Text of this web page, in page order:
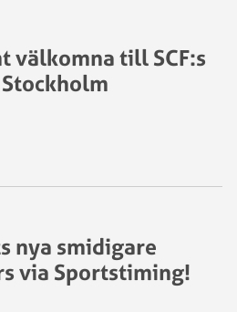
välkomna till SCF:s
nya smidigare
via Sportstiming!